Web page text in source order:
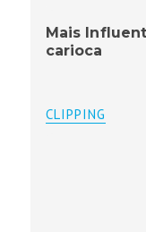
Mais
carioca
CLIPPING